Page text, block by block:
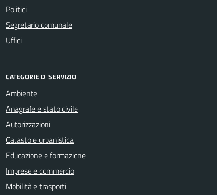
Politici
Segretario comunale
Uffici
CATEGORIE DI SERVIZIO
Ambiente
Anagrafe e stato civile
Autorizzazioni
Catasto e urbanistica
Educazione e formazione
Imprese e commercio
Mobilità e trasporti